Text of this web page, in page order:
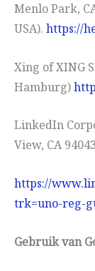
Menlo Park,
USA). https://
Xing of XING
Hamburg)
LinkedIn
View, CA
https://
trk=uno-reg-
Gebruik van